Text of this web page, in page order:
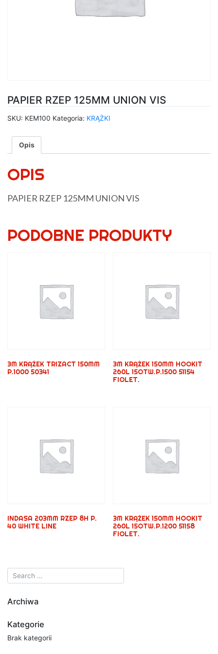
PAPIER RZEP 125MM UNION VIS
SKU: KEM100 Kategoria: KRĄŻKI
Opis
OPIS
PAPIER RZEP 125MM UNION VIS
PODOBNE PRODUKTY
3M KRĄŻEK TRIZACT 150MM
P.1000 50341
3M KRĄŻEK 150MM HOOKIT
260L 15OTW.P.1500 51154
FIOLET.
INDASA 203MM RZEP 8H P.
40 WHITE LINE
3M KRĄŻEK 150MM HOOKIT
260L 15OTW.P.1200 51158
FIOLET.
Archiwa
Kategorie
Brak kategorii